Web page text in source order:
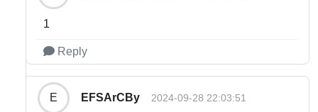
1
Reply
E EFSArCBy 2024-09-28 22:03:51